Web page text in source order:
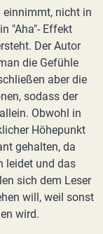
einnimmt, nicht in
"Aha"- Effekt
Der Autor
die Gefühle
aber die
sodass der
Obwohl in
Höhepunkt
gehalten, da
leidet und das
sich dem Leser
will, weil sonst
wird.